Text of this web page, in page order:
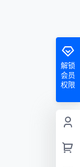
解锁
会员
权限